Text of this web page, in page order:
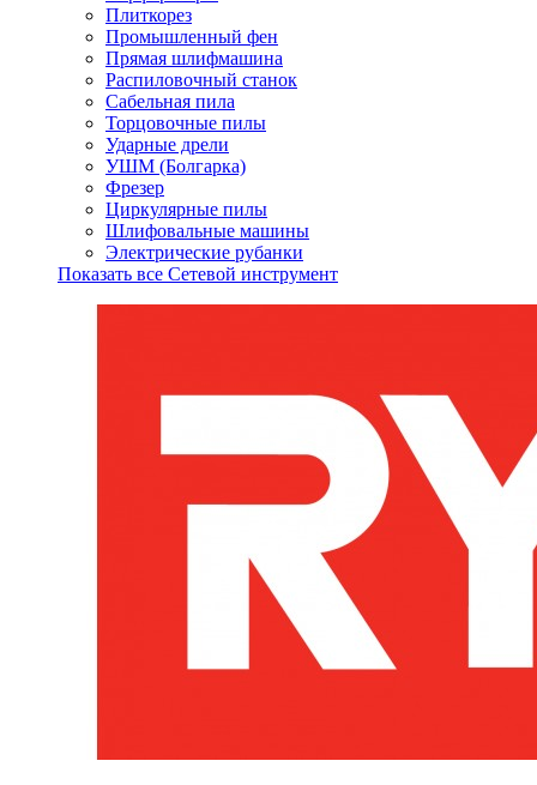
Плиткорез
Промышленный фен
Прямая шлифмашина
Распиловочный станок
Сабельная пила
Торцовочные пилы
Ударные дрели
УШМ (Болгарка)
Фрезер
Циркулярные пилы
Шлифовальные машины
Электрические рубанки
Показать все Сетевой инструмент